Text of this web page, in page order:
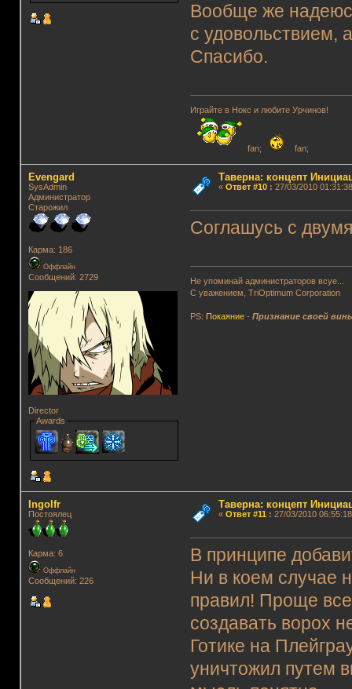
Вообще же
с удовольствием,
Спасибо.
Играйте в Нокс и любите Урчинов!
fan; fan;
Evengard
SysAdmin
Администратор
Старожил
Карма: 186
Оффлайн
Сообщений: 2729
Director
Awards
Таверна: концепт
« Ответ #10: 27/03/2010
Соглашусь с
Не упоминай администраторов всуе...
С уважением, TriOptimum Corporation
PS: Покаяние -Признание своей
Ingolfr
Постоялец
Карма: 6
Оффлайн
Сообщений: 226
Таверна: концепт
« Ответ #11 : 27/03/2010
В принципе
Ни в коем случае
правил! Проще
создавать ворох
Готике на
уничтожил путем